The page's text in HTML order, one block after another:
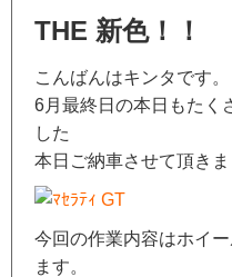
THE 新色！！
こんばんはキンタです。
6月最終日の本日もたく
した
本日ご納車させて頂き
今回の作業内容はホイ
ます。